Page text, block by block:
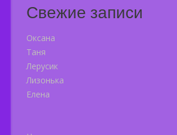
Свежие записи
Оксана
Таня
Лерусик
Лизонька
Елена